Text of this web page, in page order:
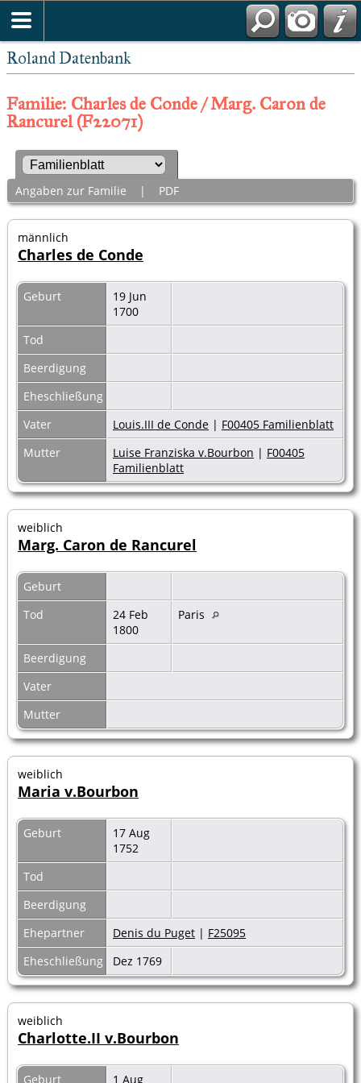
Roland Datenbank
Familie: Charles de Conde / Marg. Caron de
Rancurel (F22071)
Angaben zur Familie | PDF
männlich
Charles de Conde
Geburt
19 Jun
1700
Tod
Beerdigung
Eheschließung
Vater
Louis.III de Conde | F00405 Familienblatt
Mutter
Luise Franziska v.Bourbon | F00405
Familienblatt
weiblich
Marg. Caron de Rancurel
Geburt
Tod
24 Feb
1800
Paris
Beerdigung
Vater
Mutter
weiblich
Maria v.Bourbon
Geburt
17 Aug
1752
Tod
Beerdigung
Ehepartner
Denis du Puget | F25095
Eheschließung
Dez 1769
weiblich
Charlotte.II v.Bourbon
Geburt 1 Aug